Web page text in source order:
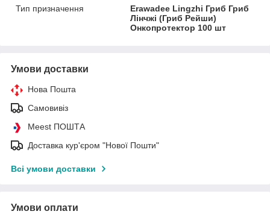
Тип призначення
Erawadee Lingzhi Гриб Гриб
Лінчжі (Гриб Рейши)
Онкопротектор 100 шт
Умови доставки
Нова Пошта
Самовивіз
Meest ПОШТА
Доставка кур'єром "Нової Пошти"
Всі умови доставки
Умови оплати